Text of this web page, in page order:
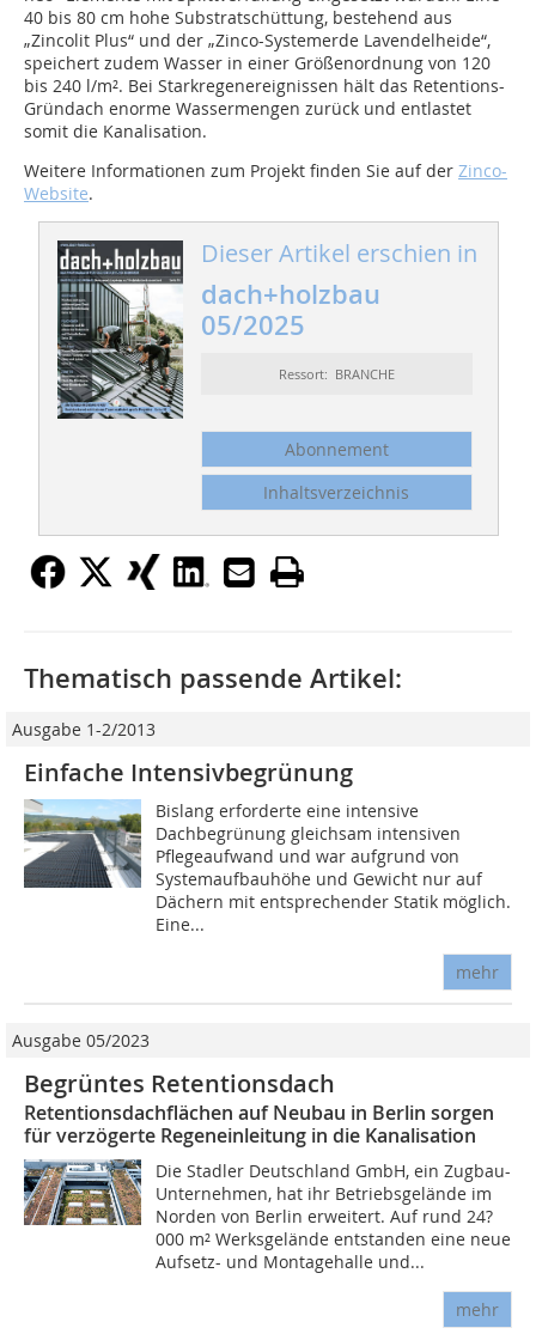
40 bis 80 cm hohe Substratschüttung, bestehend aus
„Zincolit Plus“ und der „Zinco-Systemerde Lavendelheide“,
speichert zudem Wasser in einer Größenordnung von 120
bis 240 l/m². Bei Starkregenereignissen hält das Retentions-
Gründach enorme Wassermengen zurück und entlastet
somit die Kanalisation.
Weitere Informationen zum Projekt finden Sie auf der Zinco-
Website.
Dieser Artikel erschien in
dach+holzbau
05/2025
Ressort: BRANCHE
Abonnement
Inhaltsverzeichnis
Thematisch passende Artikel:
Ausgabe 1-2/2013
Einfache Intensivbegrünung
Bislang erforderte eine intensive
Dachbegrünung gleichsam intensiven
Pflegeaufwand und war aufgrund von
Systemaufbauhöhe und Gewicht nur auf
Dächern mit entsprechender Statik möglich.
Eine...
mehr
Ausgabe 05/2023
Begrüntes Retentionsdach
Retentionsdachflächen auf Neubau in Berlin sorgen
für verzögerte Regeneinleitung in die Kanalisation
Die Stadler Deutschland GmbH, ein Zugbau-
Unternehmen, hat ihr Betriebsgelände im
Norden von Berlin erweitert. Auf rund 24?
000 m² Werksgelände entstanden eine neue
Aufsetz- und Montagehalle und...
mehr